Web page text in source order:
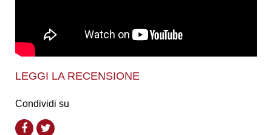
LEGGI LA RECENSIONE
Condividi su